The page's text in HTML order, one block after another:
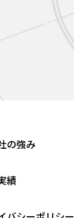
の強み
績